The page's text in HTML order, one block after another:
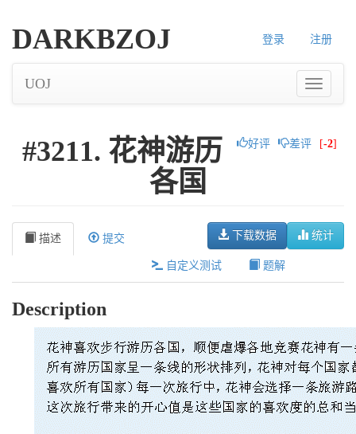
登录 注册
DARKBZOJ
UOJ
好评 差评 [-2]
#3211. 花神游历
各国
统计
下载数据
描述 提交
自定义测试 题解
Description